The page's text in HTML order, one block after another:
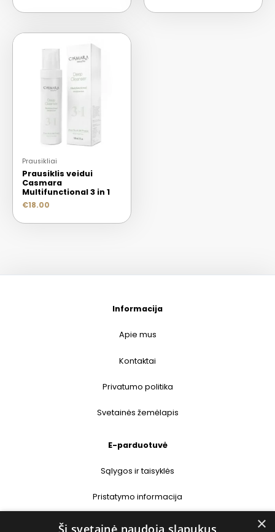
Prausikliai
Prausiklis veidui
Casmara
Multifunctional 3 in 1
€18.00
Informacija
Apie mus
Kontaktai
Privatumo politika
Svetainės žemėlapis
E-parduotuvė
Sąlygos ir taisyklės
Pristatymo informacija
Prekių grąžinimas ×
Ši svetainė naudoja slapukus